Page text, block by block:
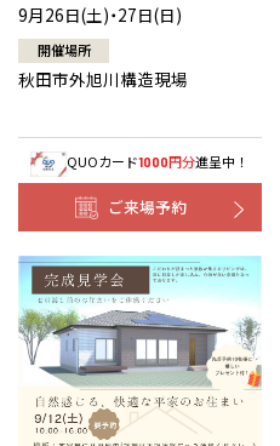
9月26日(土)・27日(日)
開催場所
秋田市外旭川構造現場
QUOカード1000円分進呈中！
ご来場予約